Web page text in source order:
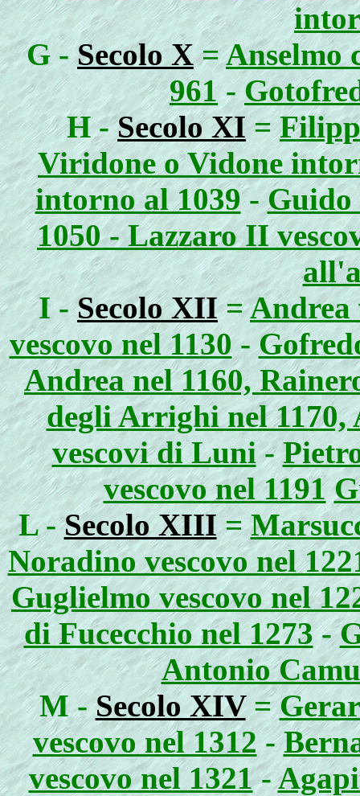
G -Secolo X=Anselmo
961-
H -Secolo XI=
Viridone o Vidone
intorno al 1039-Guido
1050 - Lazzaro II
I -Secolo XII=Andrea
vescovo nel 1130-
Andrea nel 1160,
degli Arrighi nel 1170,
vescovi di Luni-
vescovo nel 1191
L -Secolo XIII=
Noradino vescovo nel
Guglielmo vescovo nel
di Fucecchio nel 1273-
Antonio
M -Secolo XIV=
vescovo nel 1312-
vescovo nel 1321-